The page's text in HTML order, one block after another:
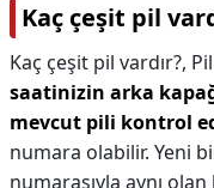
Kaç çeşit pil
Kaç çeşit pil vardır?,
saatinizin arka
mevcut pili kontrol
numara olabilir. Yeni
numarasıyla aynı